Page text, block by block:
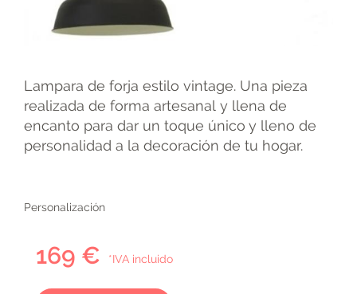
Lampara de forja estilo vintage. Una pieza
realizada de forma artesanal y llena de
encanto para dar un toque único y lleno de
personalidad a la decoración de tu hogar.
Personalización
169 € *IVA incluido